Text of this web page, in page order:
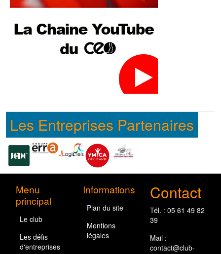
Les Entreprises Partenaires
Menu
principal
Le club
Les défis
d'entreprises
Informations
Plan du site
Mentions
légales
Contact
Tél. : 05 61 49 82
39
Mail :
contact@club-